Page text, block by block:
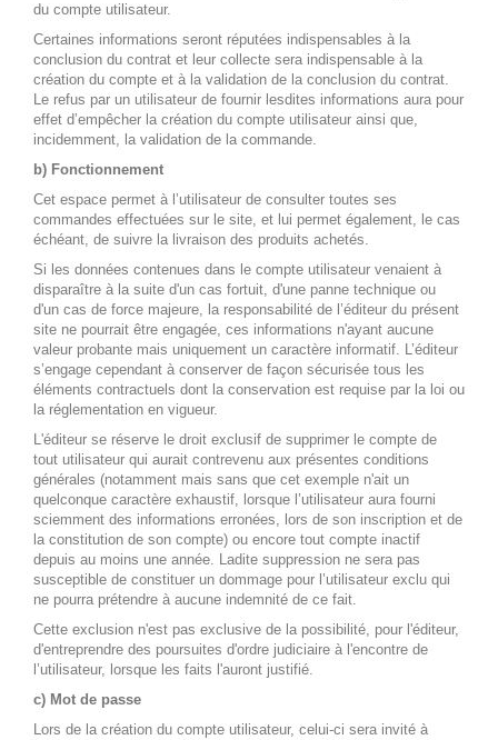
du compte utilisateur.
Certaines informations seront réputées indispensables à la
conclusion du contrat et leur collecte sera indispensable à la
création du compte et à la validation de la conclusion du contrat.
Le refus par un utilisateur de fournir lesdites informations aura pour
effet d’empêcher la création du compte utilisateur ainsi que,
incidemment, la validation de la commande.
b) Fonctionnement
Cet espace permet à l’utilisateur de consulter toutes ses
commandes effectuées sur le site, et lui permet également, le cas
échéant, de suivre la livraison des produits achetés.
Si les données contenues dans le compte utilisateur venaient à
disparaître à la suite d'un cas fortuit, d'une panne technique ou
d'un cas de force majeure, la responsabilité de l’éditeur du présent
site ne pourrait être engagée, ces informations n'ayant aucune
valeur probante mais uniquement un caractère informatif. L’éditeur
s’engage cependant à conserver de façon sécurisée tous les
éléments contractuels dont la conservation est requise par la loi ou
la réglementation en vigueur.
L'éditeur se réserve le droit exclusif de supprimer le compte de
tout utilisateur qui aurait contrevenu aux présentes conditions
générales (notamment mais sans que cet exemple n'ait un
quelconque caractère exhaustif, lorsque l’utilisateur aura fourni
sciemment des informations erronées, lors de son inscription et de
la constitution de son compte) ou encore tout compte inactif
depuis au moins une année. Ladite suppression ne sera pas
susceptible de constituer un dommage pour l’utilisateur exclu qui
ne pourra prétendre à aucune indemnité de ce fait.
Cette exclusion n'est pas exclusive de la possibilité, pour l'éditeur,
d'entreprendre des poursuites d'ordre judiciaire à l'encontre de
l’utilisateur, lorsque les faits l'auront justifié.
c) Mot de passe
Lors de la création du compte utilisateur, celui-ci sera invité à